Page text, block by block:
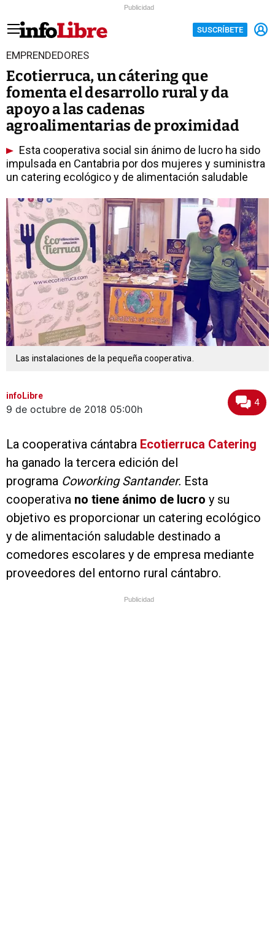
Publicidad
SUSCRÍBETE
EMPRENDEDORES
Ecotierruca, un cátering que
fomenta el desarrollo rural y da
apoyo a las cadenas
agroalimentarias de proximidad
Esta cooperativa social sin ánimo de lucro ha sido
impulsada en Cantabria por dos mujeres y suministra
un catering ecológico y de alimentación saludable
Las instalaciones de la pequeña cooperativa.
infoLibre
9 de octubre de 2018 05:00h
4
La cooperativa cántabra Ecotierruca Catering
ha ganado la tercera edición del
programa Coworking Santander. Esta
cooperativa no tiene ánimo de lucro y su
objetivo es proporcionar un catering ecológico
y de alimentación saludable destinado a
comedores escolares y de empresa mediante
proveedores del entorno rural cántabro.
Publicidad